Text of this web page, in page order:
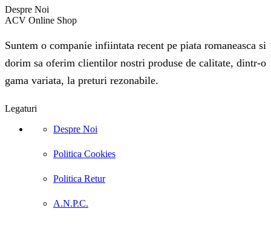
Despre Noi
ACV Online Shop
Suntem o companie infiintata recent pe piata romaneasca si
dorim sa oferim clientilor nostri produse de calitate, dintr-o
gama variata, la preturi rezonabile.
Legaturi
Despre Noi
Politica Cookies
Politica Retur
A.N.P.C.